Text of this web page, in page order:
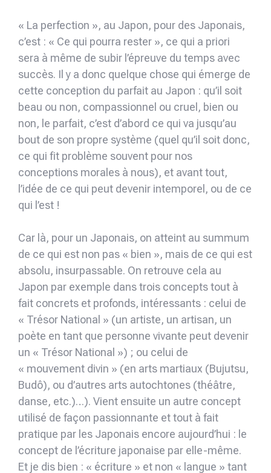
« La perfection », au Japon, pour des Japonais,
c’est : « Ce qui pourra rester », ce qui a priori
sera à même de subir l’épreuve du temps avec
succès. Il y a donc quelque chose qui émerge de
cette conception du parfait au Japon : qu’il soit
beau ou non, compassionnel ou cruel, bien ou
non, le parfait, c’est d’abord ce qui va jusqu’au
bout de son propre système (quel qu’il soit donc,
ce qui fit problème souvent pour nos
conceptions morales à nous), et avant tout,
l’idée de ce qui peut devenir intemporel, ou de ce
qui l’est !
Car là, pour un Japonais, on atteint au summum
de ce qui est non pas « bien », mais de ce qui est
absolu, insurpassable. On retrouve cela au
Japon par exemple dans trois concepts tout à
fait concrets et profonds, intéressants : celui de
« Trésor National » (un artiste, un artisan, un
poète en tant que personne vivante peut devenir
un « Trésor National ») ; ou celui de
« mouvement divin » (en arts martiaux (Bujutsu,
Budô), ou d’autres arts autochtones (théâtre,
danse, etc.)…). Vient ensuite un autre concept
utilisé de façon passionnante et tout à fait
pratique par les Japonais encore aujourd’hui : le
concept de l’écriture japonaise par elle-même.
Et je dis bien : « écriture » et non « langue » tant